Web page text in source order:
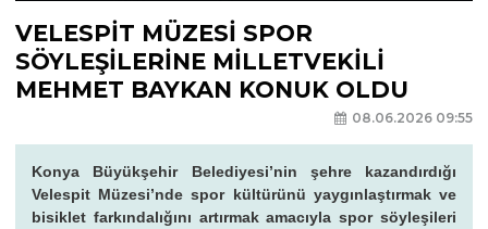
VELESPİT MÜZESİ SPOR
SÖYLEŞİLERİNE MİLLETVEKİLİ
MEHMET BAYKAN KONUK OLDU
08.06.2026 09:55
Konya Büyükşehir Belediyesi’nin şehre kazandırdığı
Velespit Müzesi’nde spor kültürünü yaygınlaştırmak ve
bisiklet farkındalığını artırmak amacıyla spor söyleşileri